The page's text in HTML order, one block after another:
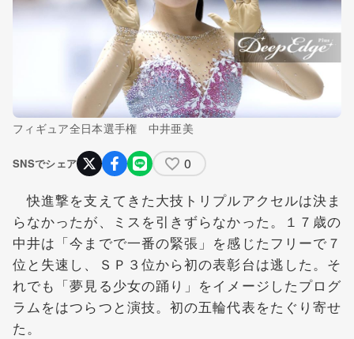
フィギュア全日本選手権 中井亜美
SNSでシェア 0
快進撃を支えてきた大技トリプルアクセルは決ま
らなかったが、ミスを引きずらなかった。１７歳の
中井は「今までで一番の緊張」を感じたフリーで７
位と失速し、ＳＰ３位から初の表彰台は逃した。そ
れでも「夢見る少女の踊り」をイメージしたプログ
ラムをはつらつと演技。初の五輪代表をたぐり寄せ
た。